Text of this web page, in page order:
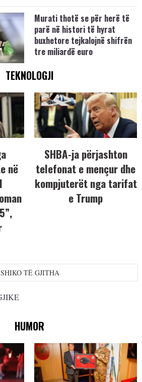
Murati thotë se për herë të
parë në histori të hyrat
buxhetore tejkalojnë shifrën
tre miliardë euro
TEKNOLOGJI
në
SHBA-ja përjashton
telefonat e mençur dhe
kompjuterët nga tarifat
e Trump
SHIKO TË GJITHA
HUMOR